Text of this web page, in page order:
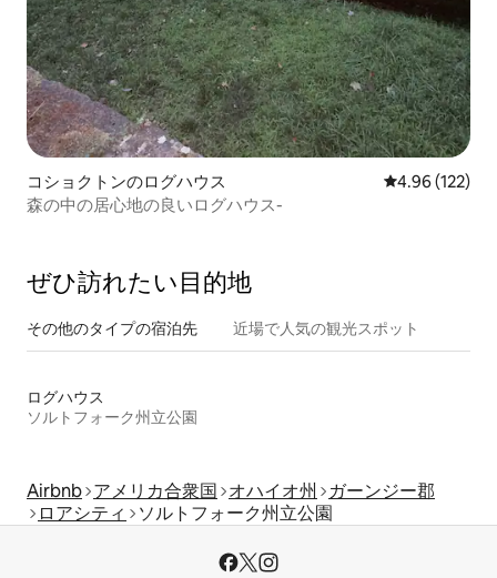
コショクトンのログハウス レビュー122
4.96 (122)
森の中の居心地の良いログハウス-
ぜひ訪⁠れ⁠た⁠い目⁠的⁠地
その他のタ⁠イ⁠プ⁠の宿⁠泊⁠先 近場で人気の観光スポット
ログハウス
ソルトフォーク州立公園
Airbnb アメリカ合衆国 オハイオ州
ガーンジー郡
ロアシティ
ソルトフォーク州立公園